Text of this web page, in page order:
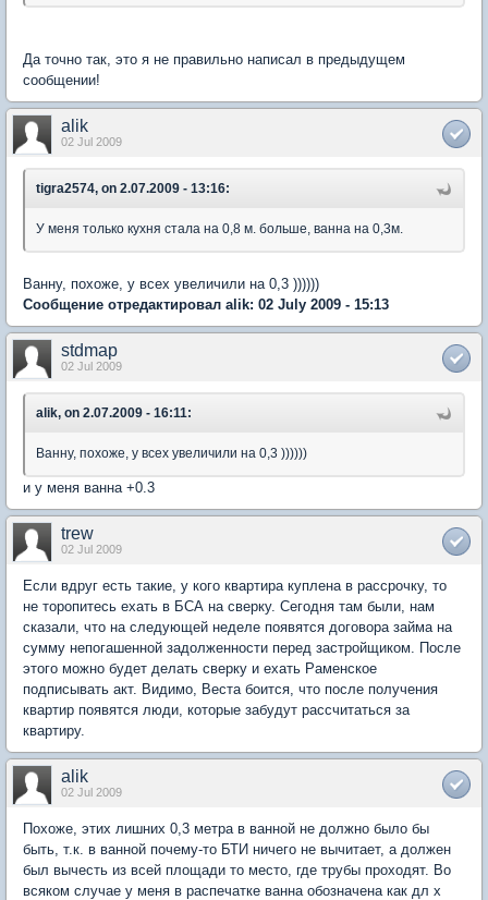
Да точно так, это я не правильно написал в предыдущем
сообщении!
alik
02 Jul 2009
tigra2574, on 2.07.2009 - 13:16:
У меня только кухня стала на 0,8 м. больше, ванна на 0,3м.
Ванну, похоже, у всех увеличили на 0,3 ))))))
Сообщение отредактировал alik: 02 July 2009 - 15:13
stdmap
02 Jul 2009
alik, on 2.07.2009 - 16:11:
Ванну, похоже, у всех увеличили на 0,3 ))))))
и у меня ванна +0.3
trew
02 Jul 2009
Если вдруг есть такие, у кого квартира куплена в рассрочку, то
не торопитесь ехать в БСА на сверку. Сегодня там были, нам
сказали, что на следующей неделе появятся договора займа на
сумму непогашенной задолженности перед застройщиком. После
этого можно будет делать сверку и ехать Раменское
подписывать акт. Видимо, Веста боится, что после получения
квартир появятся люди, которые забудут рассчитаться за
квартиру.
alik
02 Jul 2009
Похоже, этих лишних 0,3 метра в ванной не должно было бы
быть, т.к. в ванной почему-то БТИ ничего не вычитает, а должен
был вычесть из всей площади то место, где трубы проходят. Во
всяком случае у меня в распечатке ванна обозначена как дл х